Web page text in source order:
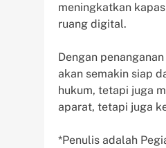
meningkatkan
ruang digital.
Dengan
akan semakin siap
hukum, tetapi juga
aparat, tetapi juga
*Penulis adalah